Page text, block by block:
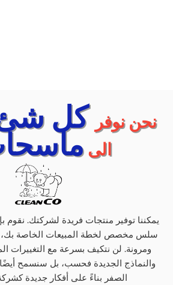
نحن نوفر كل
الى
يمكننا توفير منتجات فريدة لشركتك. نقوم
سلس مخصص لخطة المبيعات الخاصة بك،
ومرونة. لن نتكيف بسرعة مع التغييرات
والنماذج الجديدة فحسب، بل سنسمح
الصفر بناءً على أفكار جديدة